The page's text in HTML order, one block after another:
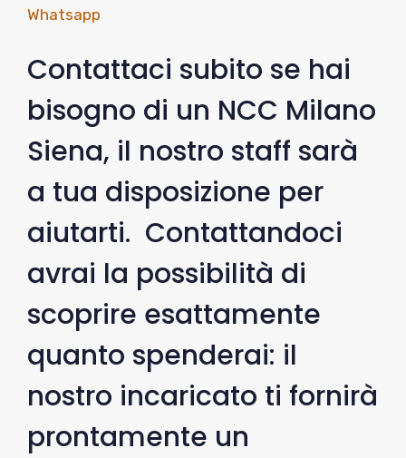
Whatsapp
Contattaci subito se hai
bisogno di un NCC Milano
Siena, il nostro staff sarà
a tua disposizione per
aiutarti. Contattandoci
avrai la possibilità di
scoprire esattamente
quanto spenderai: il
nostro incaricato ti fornirà
prontamente un